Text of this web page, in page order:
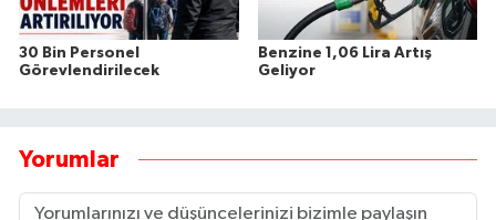
30 Bin Personel
Görevlendirilecek
Benzine 1,06 Lira Artış
Geliyor
Yorumlar